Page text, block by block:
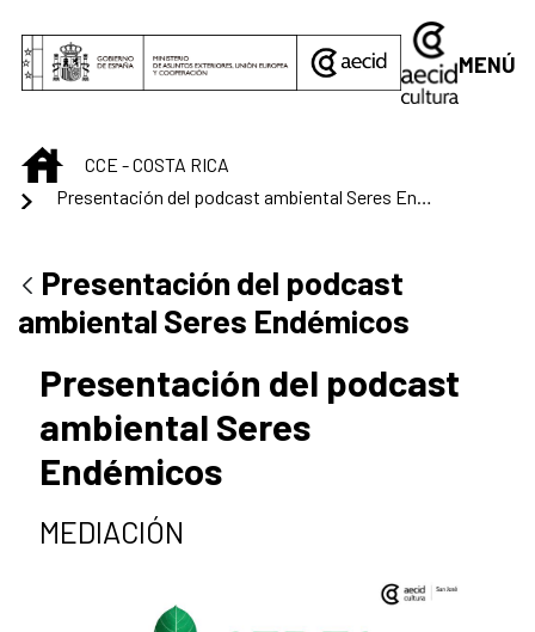
MENÚ
INICIO
CCE - COSTA RICA
Presentación del podcast
ambiental Seres Endémicos
Presentación del podcast
ambiental Seres
Endémicos
MEDIACIÓN